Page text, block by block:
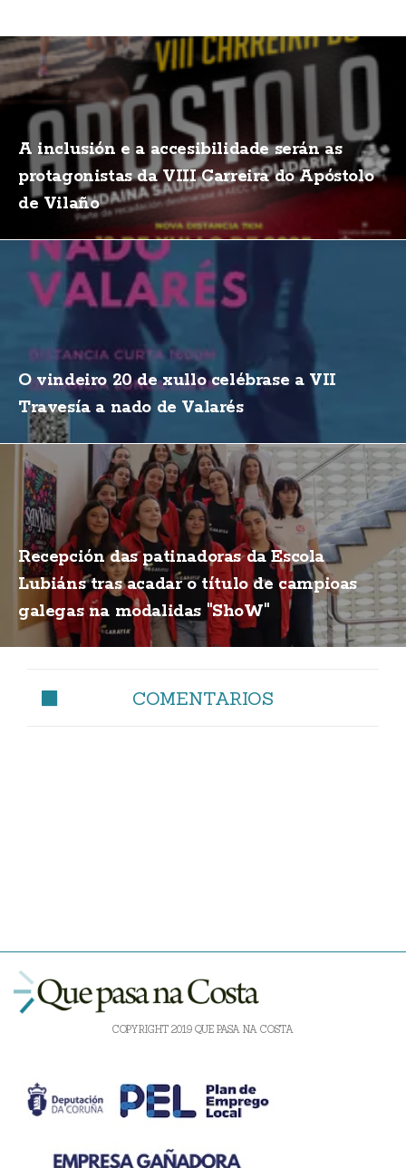
A inclusión e a accesibilidade serán as
protagonistas da VIII Carreira do Apóstolo
de Vilaño
O vindeiro 20 de xullo celébrase a VII
Travesía a nado de Valarés
Recepción das patinadoras da Escola
Lubiáns tras acadar o título de campioas
galegas na modalidas "ShoW"
COMENTARIOS
COPYRIGHT 2019 QUE PASA NA COSTA